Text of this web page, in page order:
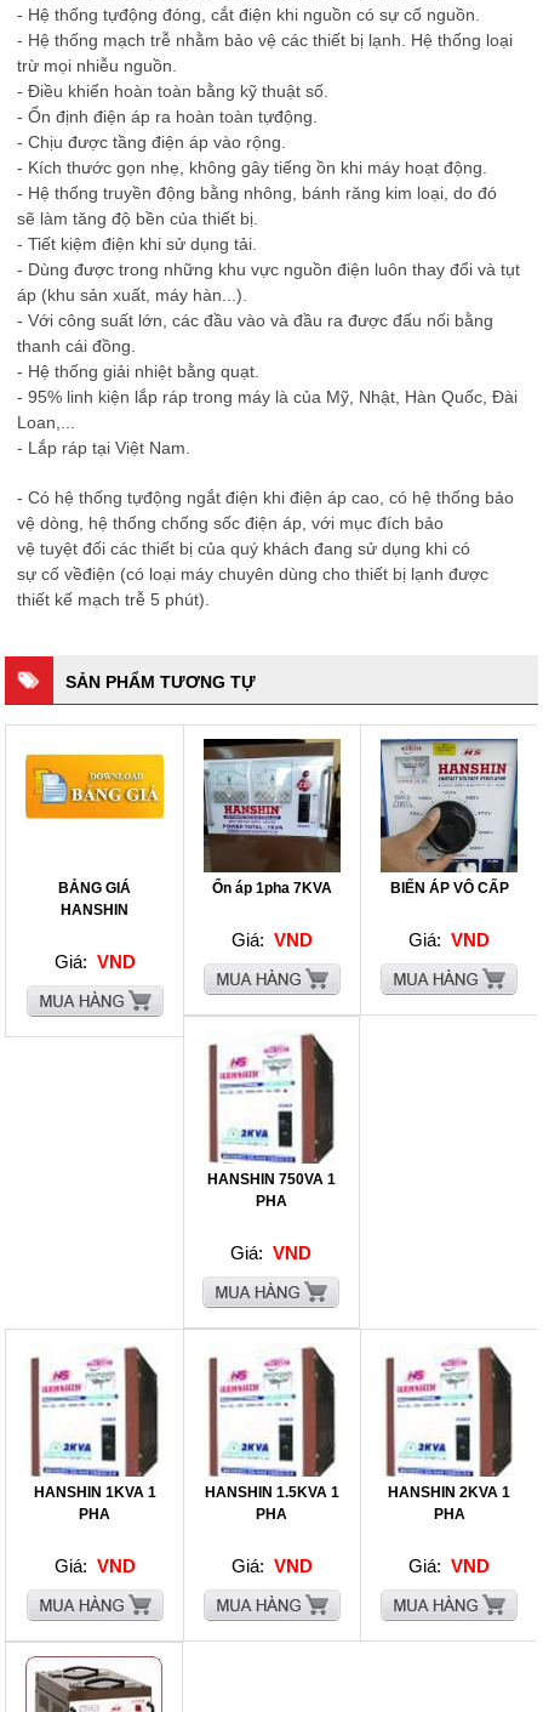
- Hệ thống tựđộngđóng, cắtđiện khi nguồn có sự cố nguồn.
- Hệ thống mạch trễ nhằm bảo vệ các thiết bị lạnh. Hệ thống loại
trừ mọi nhiễu nguồn.
-Điều khiển hoàn toàn bằng kỹ thuật số
-Ổnđịnhđiện áp ra hoàn toàn tựđộng.
- Chịuđược tầngđiện áp vào rộng.
- Kích thước gọn nhẹ , không gây tiếngồn khi máy hoạtđộng.
- Hệ thống truyềnđộng bằng nhông, bánh răng kim loại, dođó
sẽ làm tăngđộ bền của thiết bị
- Tiết kiệmđiện khi sử dụng tải.
- Dùngđược trong những khu vực nguồnđiện luôn thayđổi và tụt
áp (khu sản xuất, máy hàn...).
- Với công suất lớn, cácđầu vào vàđầu rađượcđấu nối bằng
thanh cáiđồng.
- Hệ thống giải nhiệt bằng quạt.
- 95% linh kiện lắp ráp trong máy là của Mỹ , Nhật, Hàn Quốc,Đài
Loan,...
- Lắp ráp tại Việt Nam.
- Có hệ thống tựđộng ngắtđiện khiđiện áp cao, có hệ thống bảo
vệ dòng, hệ thống chống sốcđiện áp, với mụcđích bảo
vệ tuyệtđối các thiết bị của quý kháchđang sử dụng khi có
sự cố vềđiện (có loại máy chuyên dùng cho thiết bị lạnhđược
thiết kế mạch trễ 5 phút).
SẢN PHẨM TƯƠNG TỰ
BẢNG GIÁ
HANSHIN
Giá: VND
Ổn áp 1pha 7KVA
Giá: VND
BIẾN ÁP VÔ CẤP
Giá: VND
HANSHIN 750VA 1
PHA
Giá: VND
HANSHIN 1KVA 1
PHA
Giá: VND
HANSHIN 1.5KVA 1
PHA
Giá: VND
HANSHIN 2KVA 1
PHA
Giá: VND